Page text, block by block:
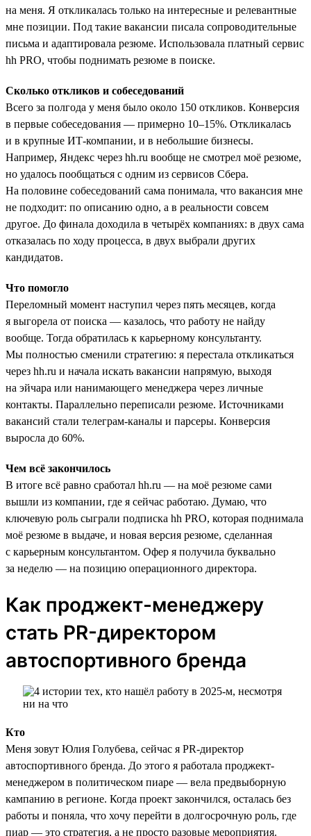
на меня. Я откликалась только на интересные и релевантные
мне позиции. Под такие вакансии писала сопроводительные
письма и адаптировала резюме. Использовала платный сервис
hh PRO, чтобы поднимать резюме в поиске.
Сколько откликов и собеседований
Всего за полгода у меня было около 150 откликов. Конверсия
в первые собеседования — примерно 10–15%. Откликалась
и в крупные ИТ-компании, и в небольшие бизнесы.
Например, Яндекс через hh.ru вообще не смотрел моё резюме,
но удалось пообщаться с одним из сервисов Сбера.
На половине собеседований сама понимала, что вакансия мне
не подходит: по описанию одно, а в реальности совсем
другое. До финала доходила в четырёх компаниях: в двух сама
отказалась по ходу процесса, в двух выбрали других
кандидатов.
Что помогло
Переломный момент наступил через пять месяцев, когда
я выгорела от поиска — казалось, что работу не найду
вообще. Тогда обратилась к карьерному консультанту.
Мы полностью сменили стратегию: я перестала откликаться
через hh.ru и начала искать вакансии напрямую, выходя
на эйчара или нанимающего менеджера через личные
контакты. Параллельно переписали резюме. Источниками
вакансий стали телеграм-каналы и парсеры. Конверсия
выросла до 60%.
Чем всё закончилось
В итоге всё равно сработал hh.ru — на моё резюме сами
вышли из компании, где я сейчас работаю. Думаю, что
ключевую роль сыграли подписка hh PRO, которая поднимала
моё резюме в выдаче, и новая версия резюме, сделанная
с карьерным консультантом. Офер я получила буквально
за неделю — на позицию операционного директора.
Как проджект-менеджеру
стать PR-директором
автоспортивного бренда
Кто
Меня зовут Юлия Голубева, сейчас я PR-директор
автоспортивного бренда. До этого я работала проджект-
менеджером в политическом пиаре — вела предвыборную
кампанию в регионе. Когда проект закончился, осталась без
работы и поняла, что хочу перейти в долгосрочную роль, где
пиар — это стратегия, а не просто разовые мероприятия.